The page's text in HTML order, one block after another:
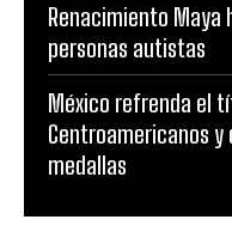
Renacimiento Maya
personas autistas
México refrenda el
Centroamericanos y
medallas